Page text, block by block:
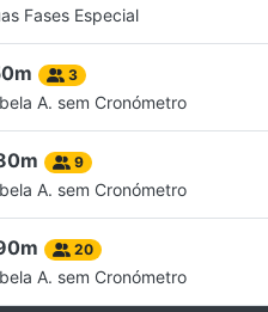
Fases Especial
3
A. sem Cronómetro
9
A. sem Cronómetro
20
A. sem Cronómetro